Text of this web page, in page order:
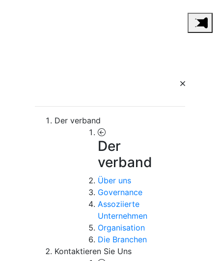
Der verband
Der
verband
Über uns
Governance
Assoziierte
Unternehmen
Organisation
Die Branchen
Kontaktieren Sie Uns